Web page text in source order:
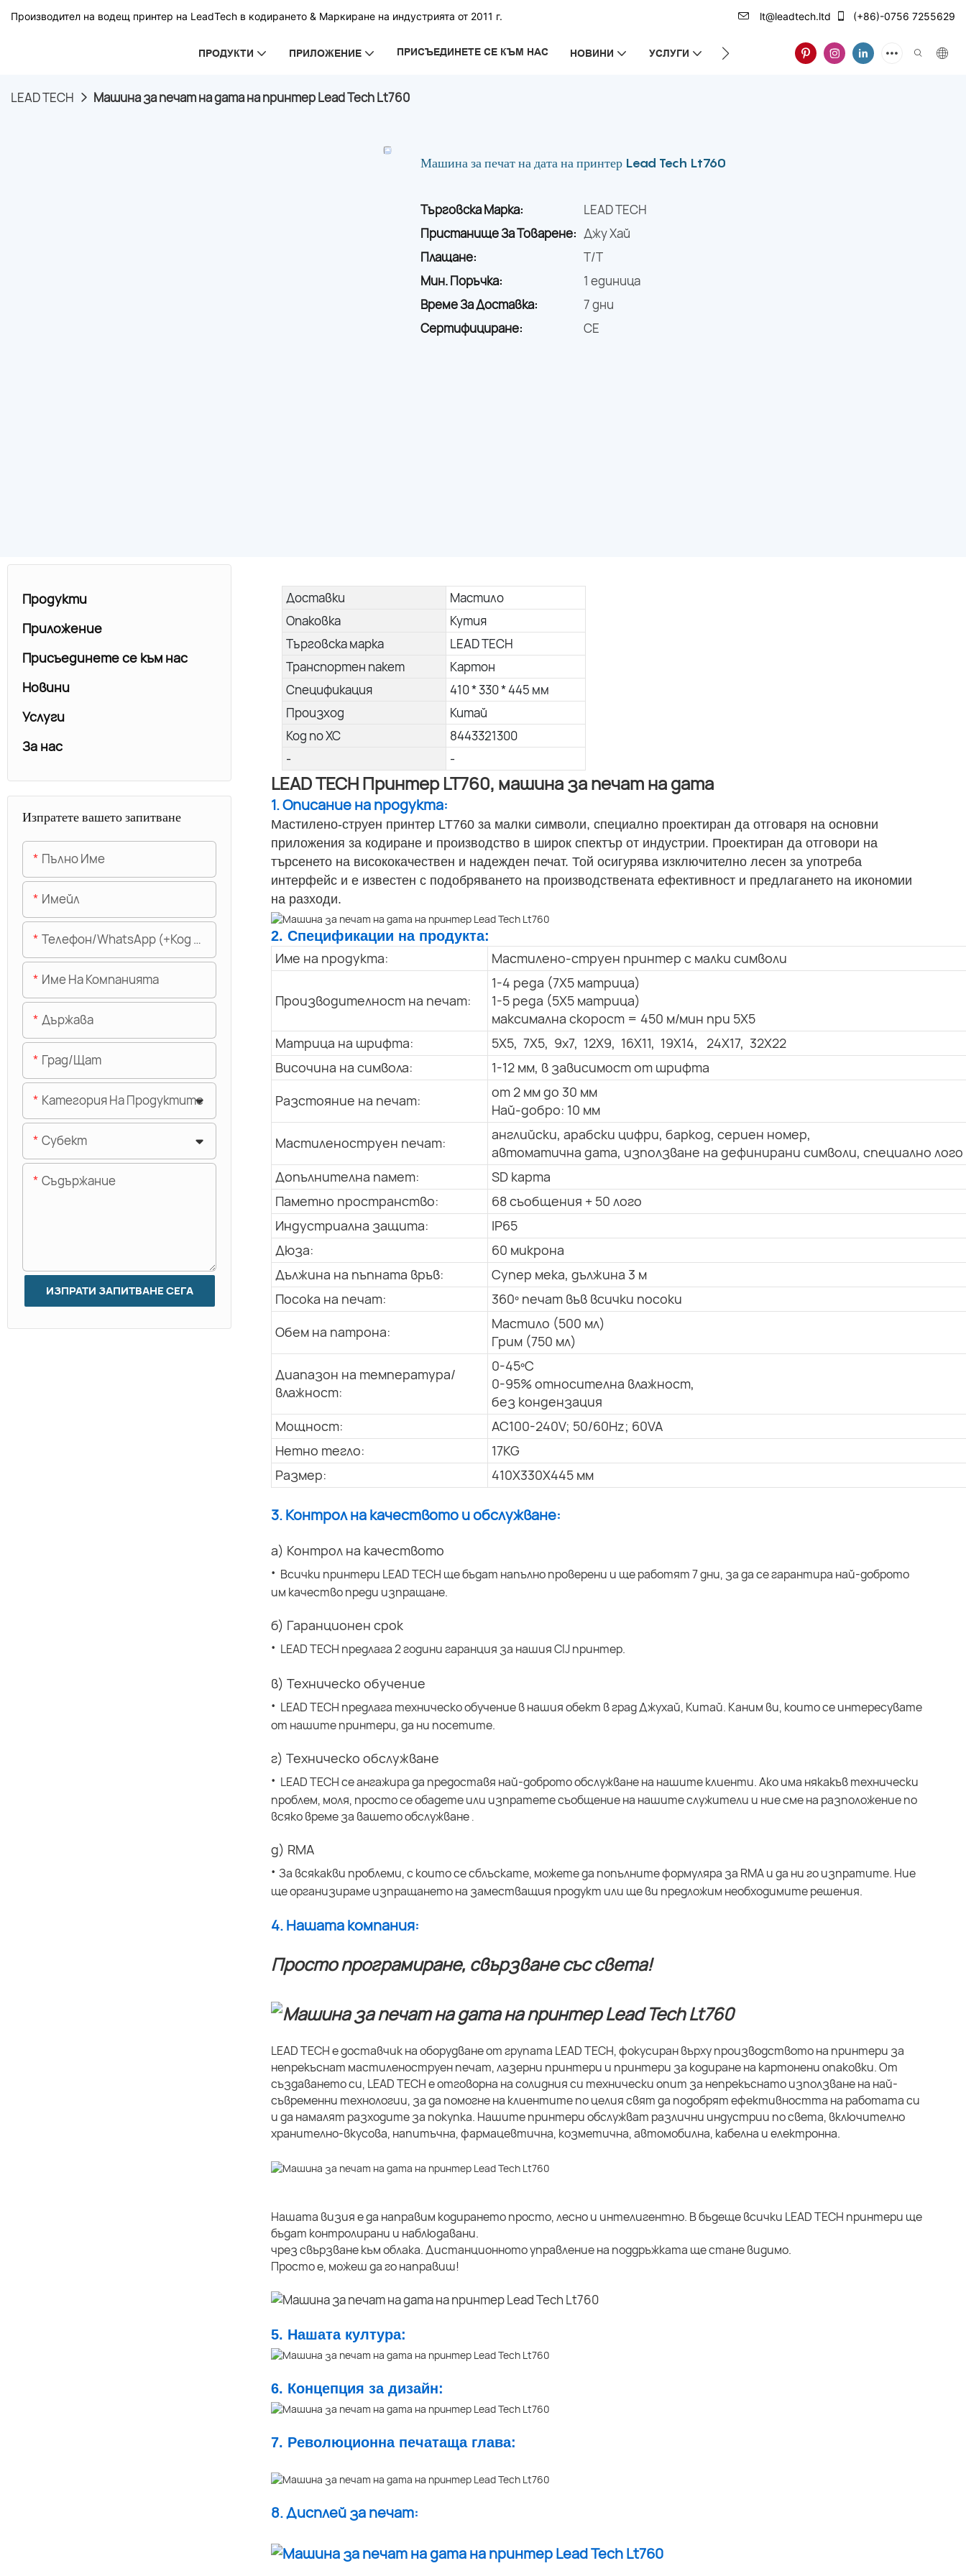
Производител на водещ принтер на LeadTech в кодирането & Маркиране на индустрията от 2011 г. lt@leadtech.ltd (+86)-0756 7255629
ПРОДУКТИ ПРИЛОЖЕНИЕ ПРИСЪЕДИНЕТЕ СЕ КЪМ НАС НОВИНИ УСЛУГИ ЗА НАС
LEAD TECH Машина за печат на дата на принтер Lead Tech Lt760
Машина за печат на дата на принтер Lead Tech Lt760
Търговска Марка:
LEAD TECH
Пристанище За Товарене: Джу Хай
Плащане:
T/T
Мин. Поръчка:
1 единица
Време За Доставка:
7 дни
Сертифициране:
CE
Доставки
Мастило
Опаковка
Кутия
Търговска марка
LEAD TECH
Транспортен пакет
Картон
Спецификация
410 * 330 * 445 мм
Произход
Китай
Код по ХС
8443321300
-
-
LEAD TECH Принтер LT760, машина за печат на дата
1. Описание на продукта:
Мастилено-струен принтер LT760 за малки символи, специално проектиран да отговаря на основни
приложения за кодиране и производство в широк спектър от индустрии. Проектиран да отговори на
търсенето на висококачествен и надежден печат. Той осигурява изключително лесен за употреба
интерфейс и е известен с подобряването на производствената ефективност и предлагането на икономии
на разходи.
2. Спецификации на продукта:
Име на продукта: Мастилено-струен принтер с малки символи
Производителност на печат:
1-4 реда (7X5 матрица)
1-5 реда (5X5 матрица)
максимална скорост = 450 м/мин при 5X5
Матрица на шрифта:
5X5, 7X5, 9x7, 12X9, 16X11, 19X14, 24X17, 32X22
Височина на символа:
1-12 мм, в зависимост от шрифта
Разстояние на печат:
от 2 мм до 30 мм
Най-добро: 10 мм
Мастиленоструен печат:
английски, арабски цифри, баркод, сериен номер,
автоматична дата, използване на дефинирани символи, специално лого
Допълнителна памет:
SD карта
Паметно пространство:
68 съобщения + 50 лого
Индустриална защита:
IP65
Дюза:
60 микрона
Дължина на пъпната връв:
Супер мека, дължина 3 м
Посока на печат:
360º печат във всички посоки
Обем на патрона:
Мастило (500 мл)
Грим (750 мл)
Диапазон на температура/
влажност:
0-45ºC
0-95% относителна влажност,
без кондензация
Мощност:
AC100-240V; 50/60Hz; 60VA
Нетно тегло:
17KG
Размер:
410X330X445 мм
3. Контрол на качеството и обслужване:
а) Контрол на качеството
· Всички принтери LEAD TECH ще бъдат напълно проверени и ще работят 7 дни, за да се гарантира най-доброто
им качество преди изпращане.
б) Гаранционен срок
· LEAD TECH предлага 2 години гаранция за нашия CIJ принтер.
в) Техническо обучение
· LEAD TECH предлага техническо обучение в нашия обект в град Джухай, Китай. Каним ви, които се интересувате
от нашите принтери, да ни посетите.
г) Техническо обслужване
· LEAD TECH се ангажира да предоставя най-доброто обслужване на нашите клиенти. Ако има някакъв технически
проблем, моля, просто се обадете или изпратете съобщение на нашите служители и ние сме на разположение по
всяко време за вашето обслужване
д) RMA
· За всякакви проблеми, с които се сблъскате, можете да попълните формуляра за RMA и да ни го изпратите. Ние
ще организираме изпращането на заместващия продукт или ще ви предложим необходимите решения.
4. Нашата компания:
Просто програмиране, свързване със света!
LEAD TECH е доставчик на оборудване от групата LEAD TECH, фокусиран върху производството на принтери за
непрекъснат мастиленоструен печат, лазерни принтери и принтери за кодиране на картонени опаковки. От
създаването си, LEAD TECH е отговорна на солидния си технически опит за непрекъснато използване на най-
съвременни технологии, за да помогне на клиентите по целия свят да подобрят ефективността на работата си
и да намалят разходите за покупка. Нашите принтери обслужват различни индустрии по света, включително
хранително-вкусова, напитъчна, фармацевтична, козметична, автомобилна, кабелна и електронна.
Нашата визия е да направим кодирането просто, лесно и интелигентно. В бъдеще всички LEAD TECH принтери ще
бъдат контролирани и наблюдавани.
чрез свързване към облака. Дистанционното управление на поддръжката ще стане видимо.
Просто е, можеш да го направиш!
5. Нашата култура:
6. Концепция за дизайн:
7. Революционна печатаща глава:
8. Дисплей за печат:
Продукти
Приложение
Присъединете се към нас
Новини
Услуги
За нас
Изпратете вашето запитване
Пълно Име
Имейл
Телефон/WhatsApp (+Код На Областта)
Име На Компанията
Държава
Град/щат
Категория На Продуктите
Субект
Съдържание
ИЗПРАТИ ЗАПИТВАНЕ СЕГА